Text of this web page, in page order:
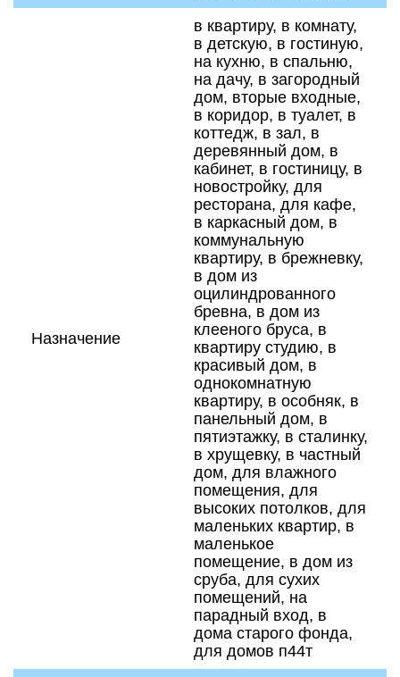
Назначение
в квартиру, в комнату,
в детскую, в гостиную,
на кухню, в спальню,
на дачу, в загородный
дом, вторые входные,
в коридор, в туалет, в
коттедж, в зал, в
деревянный дом, в
кабинет, в гостиницу, в
новостройку, для
ресторана, для кафе,
в каркасный дом, в
коммунальную
квартиру, в брежневку,
в дом из
оцилиндрованного
бревна, в дом из
клееного бруса, в
квартиру студию, в
красивый дом, в
однокомнатную
квартиру, в особняк, в
панельный дом, в
пятиэтажку, в сталинку,
в хрущевку, в частный
дом, для влажного
помещения, для
высоких потолков, для
маленьких квартир, в
маленькое
помещение, в дом из
сруба, для сухих
помещений, на
парадный вход, в
дома старого фонда,
для домов п44т